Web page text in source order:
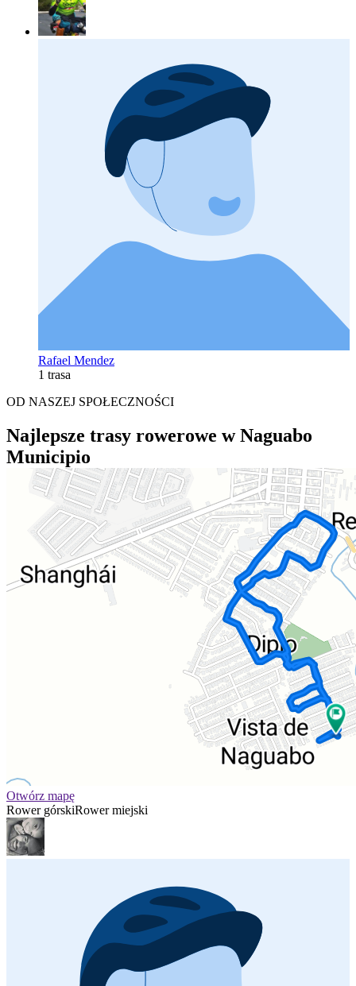
Rafael Mendez
1 trasa
OD NASZEJ SPOŁECZNOŚCI
Najlepsze trasy rowerowe w Naguabo
Municipio
Otwórz mapę
Rower górskiRower miejski